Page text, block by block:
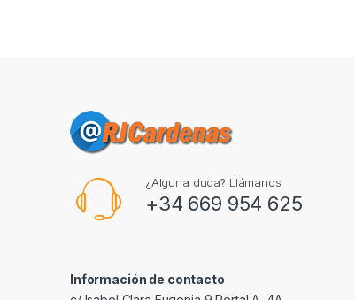
¿Alguna duda? Llámanos
+34 669 954 625
Información de contacto